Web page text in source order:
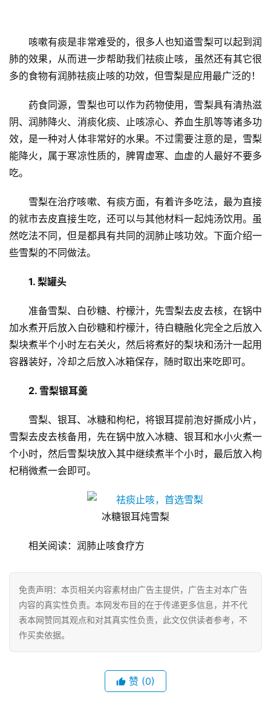
新
闻
经
商
业
技
经
娱
乐
综
艺
咳嗽有痰是非常难受的，很多人也知道雪梨可以起到润
肺的效果，从而进一步帮助我们祛痰止咳，虽然还有其它很
多的食物有润肺祛痰止咳的功效，但雪梨是应用最广泛的！
药食同源，雪梨也可以作为药物使用，雪梨具有清热滋
阴、润肺降火、消痰化痰、止咳凉心、养血生肌等等诸多功
效，是一种对人体非常好的水果。不过需要注意的是，雪梨
能降火，属于寒凉性质的，脾胃虚寒、血虚的人最好不要多
吃。
雪梨在治疗咳嗽、有痰方面，有着许多吃法，最为直接
的就市去皮直接生吃，还可以与其他材料一起炖汤饮用。虽
然吃法不同，但是都具有共同的润肺止咳功效。下面介绍一
些雪梨的不同做法。
1. 梨罐头
准备雪梨、白砂糖、柠檬汁，先雪梨去皮去核，在锅中
加水煮开后放入白砂糖和柠檬汁，待白糖融化完全之后放入
梨块煮半个小时左右关火，然后将煮好的梨块和汤汁一起用
容器装好，冷却之后放入冰箱保存，随时取出来吃即可。
2. 雪梨银耳羹
雪梨、银耳、冰糖和枸杞，将银耳提前泡好撕成小片，
雪梨去皮去核备用，先在锅中放入冰糖、银耳和水小火煮一
个小时，然后雪梨块放入其中继续煮半个小时，最后放入枸
杞稍微煮一会即可。
冰糖银耳炖雪梨
相关阅读：润肺止咳食疗方
免责声明：本页相关内容素材由广告主提供，广告主对本广告
内容的真实性负责。本网发布目的在于传递更多信息，并不代
表本网赞同其观点和对其真实性负责，此文仅供读者参考，不
作买卖依据。
赞 (0)